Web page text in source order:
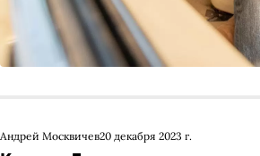
Андрей Москвичев20 декабря 2023 г.